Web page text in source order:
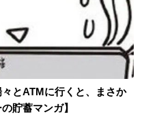
とATMに行くと、まさか
貯蓄マンガ】